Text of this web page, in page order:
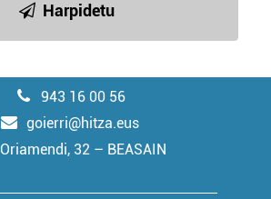
Harpidetu
943 16 00 56
goierri@hitza.eus
Oriamendi, 32 – BEASAIN